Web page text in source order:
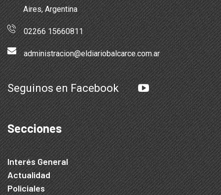
Aires, Argentina
02266 15660811
administracion@eldiariobalcarce.com.ar
Seguinos en Facebook
Secciones
Interés General
Actualidad
Policiales